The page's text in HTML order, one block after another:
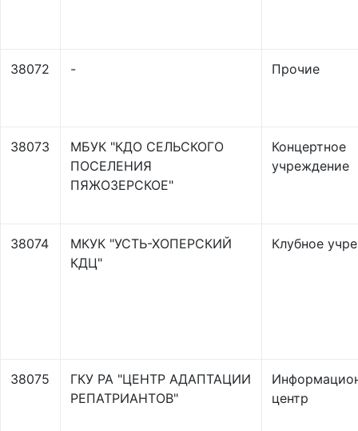
38072 - Прочие
38073
МБУК "КДО СЕЛЬСКОГО
ПОСЕЛЕНИЯ
ПЯЖОЗЕРСКОЕ"
Концертное
учреждение
38074
МКУК "УСТЬ-ХОПЕРСКИЙ
КДЦ"
Клубное
38075
ГКУ РА "ЦЕНТР АДАПТАЦИИ
РЕПАТРИАНТОВ"
центр